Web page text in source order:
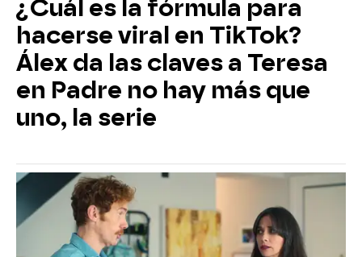
¿Cuál es la fórmula para
hacerse viral en TikTok?
Álex da las claves a Teresa
en Padre no hay más que
uno, la serie